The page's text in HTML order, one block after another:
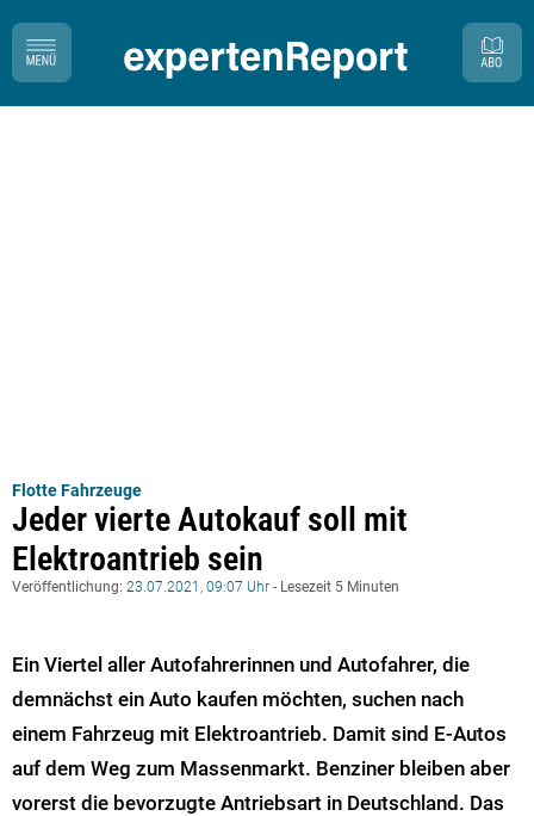
Flotte Fahrzeuge
Jeder vierte Autokauf soll mit
Elektroantrieb sein
Veröffentlichung: 23.07.2021, 09:07 Uhr - Lesezeit 5 Minuten
Ein Viertel aller Autofahrerinnen und Autofahrer, die
demnächst ein Auto kaufen möchten, suchen nach
einem Fahrzeug mit Elektroantrieb. Damit sind E-Autos
auf dem Weg zum Massenmarkt. Benziner bleiben aber
vorerst die bevorzugte Antriebsart in Deutschland. Das